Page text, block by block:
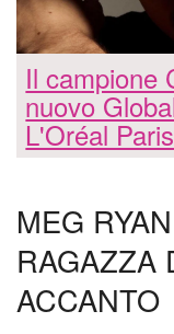
Il campione
nuovo
L'Oréal Paris
MEG
RAGAZZA
ACCANTO